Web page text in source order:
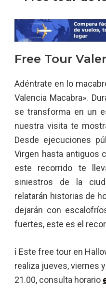
Free Tour
Adéntrate en lo
Valencia Macabra».
se transforma en un
nuestra visita te
Desde ejecuciones
Virgen hasta antiguos
este recorrido te
siniestros de la
relatarán historias de
dejarán con
fuertes, este es el
ℹ Este free tour en
realiza jueves, viernes
21.00, consulta horario